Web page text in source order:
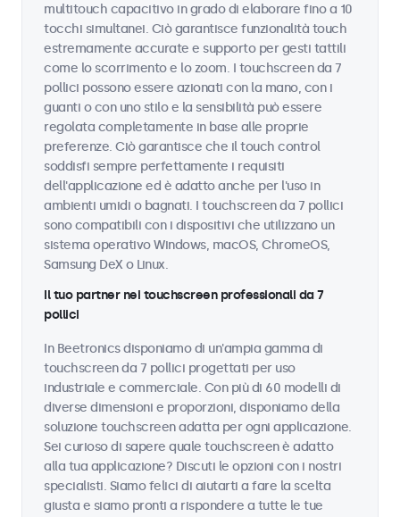
multitouch capacitivo in grado di elaborare fino a 10
tocchi simultanei. Ciò garantisce funzionalità touch
estremamente accurate e supporto per gesti tattili
come lo scorrimento e lo zoom. I touchscreen da 7
pollici possono essere azionati con la mano, con i
guanti o con uno stilo e la sensibilità può essere
regolata completamente in base alle proprie
preferenze. Ciò garantisce che il touch control
soddisfi sempre perfettamente i requisiti
dell'applicazione ed è adatto anche per l'uso in
ambienti umidi o bagnati. I touchscreen da 7 pollici
sono compatibili con i dispositivi che utilizzano un
sistema operativo Windows, macOS, ChromeOS,
Samsung DeX o Linux.
Il tuo partner nei touchscreen professionali da 7
pollici
In Beetronics disponiamo di un'ampia gamma di
touchscreen da 7 pollici progettati per uso
industriale e commerciale. Con più di 60 modelli di
diverse dimensioni e proporzioni, disponiamo della
soluzione touchscreen adatta per ogni applicazione.
Sei curioso di sapere quale touchscreen è adatto
alla tua applicazione? Discuti le opzioni con i nostri
specialisti. Siamo felici di aiutarti a fare la scelta
giusta e siamo pronti a rispondere a tutte le tue